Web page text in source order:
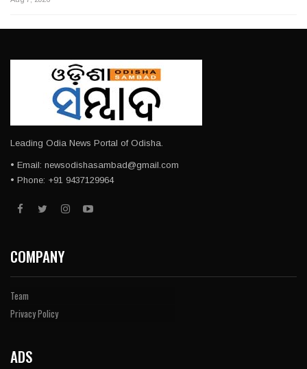
Leading Odia News Portal of Odisha.
• Email: newsodishasambad@gmail.com
• Phone: +91 9437129964
COMPANY
Team
Privacy Policy
ADS